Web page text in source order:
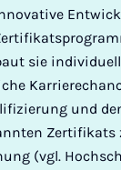
sie
und
Zertifikats
(vgl.